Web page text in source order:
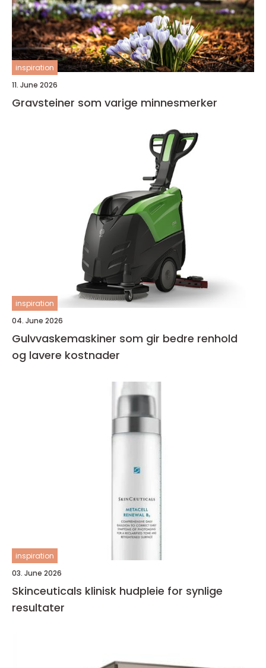
inspiration
11. June 2026
Gravsteiner som varige minnesmerker
inspiration
04. June 2026
Gulvvaskemaskiner som gir bedre renhold
og lavere kostnader
inspiration
03. June 2026
Skinceuticals klinisk hudpleie for synlige
resultater